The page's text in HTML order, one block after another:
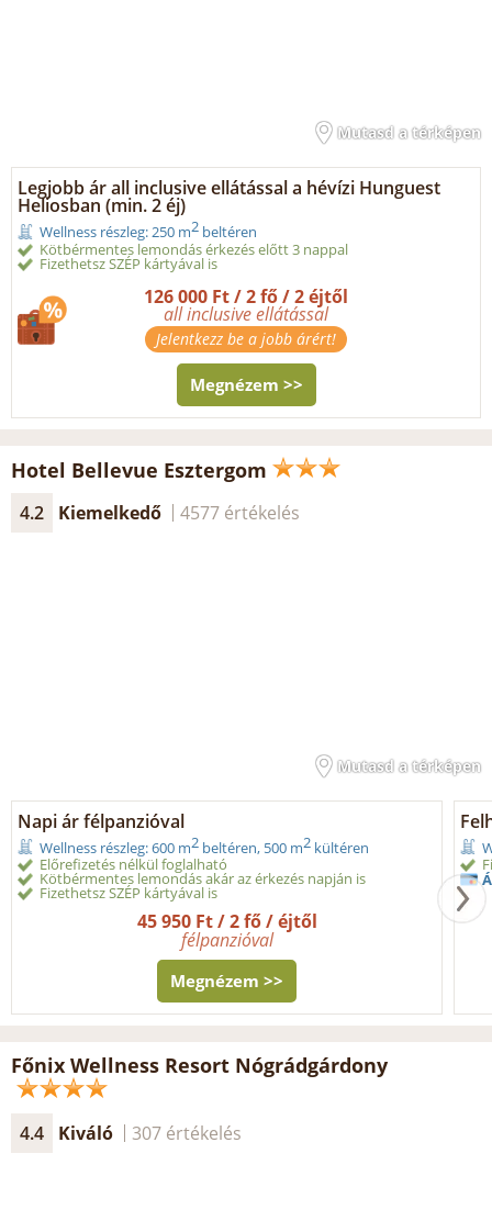
Mutasd a térképen
Legjobb ár all inclusive ellátással a hévízi Hunguest
Heliosban (min. 2 éj)
Wellness részleg: 250 m2 beltéren
Kötbérmentes lemondás érkezés előtt 3 nappal
Fizethetsz SZÉP kártyával is
126 000 Ft / 2 fő / 2 éjtől
all inclusive ellátással
Jelentkezz be a jobb árért!
Megnézem >>
Hotel Bellevue Esztergom
4.2 Kiemelkedő 4577 értékelés
Mutasd a térképen
Napi ár félpanzióval
Wellness részleg: 600 m2 beltéren, 500 m2 kültéren
Előrefizetés nélkül foglalható
Kötbérmentes lemondás akár az érkezés napján is
Fizethetsz SZÉP kártyával is
45 950 Ft / 2 fő / éjtől
félpanzióval
Megnézem >>
Főnix Wellness Resort Nógrádgárdony
4.4 Kiváló 307 értékelés